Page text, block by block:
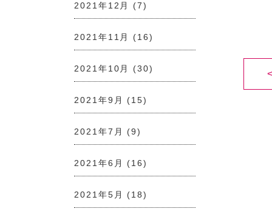
2021年12月 (7)
2021年11月 (16)
2021年10月 (30)
2021年9月 (15)
2021年7月 (9)
2021年6月 (16)
2021年5月 (18)